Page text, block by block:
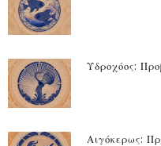
Υδροχόος:
Αιγόκερως: